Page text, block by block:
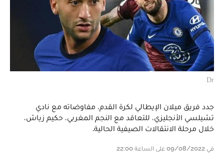
Dr
جدد فريق ميلان الإيطالي لكرة القدم، مفاوضاته مع نادي
تشيلسي الأنجليزي، للتعاقد مع النجم المغربي، حكيم زياش،
خلال مرحلة الانتقالات الصيفية الحالية.
في 09/08/2022 على الساعة 22:00